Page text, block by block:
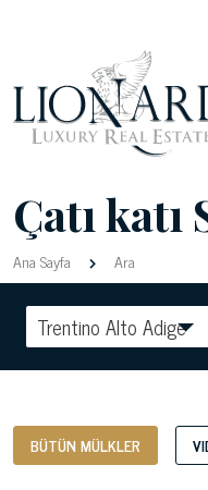
Çatı
Ana Sayfa Ara
Trentino Alto Adige
BÜTÜN MÜLKLER